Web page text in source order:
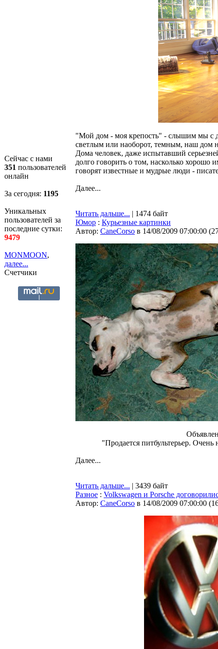
Сейчас с нами
351 пользователей
онлайн
За сегодня: 1196
Уникальных
пользователей за
последние сутки:
9479
MONMOON,
далее...
Счетчики
"Мой дом - моя крепость" - слышим мы с
светлым или наоборот, темным, наш дом
Дома человек, даже испытавший
долго говорить о том, насколько хорошо
говорят известные и мудрые люди -
Далее...
Читать дальше... | 1474 байт
Юмор : Курьезные картинки
Автор: CaneCorso в 14/08/2009 07:00:00 (
"Пpодается питбультеpьеp.
Далее...
Читать дальше... | 3439 байт
Разное : Volkswagen и Porsche
Автор: CaneCorso в 14/08/2009 07:00:00 (